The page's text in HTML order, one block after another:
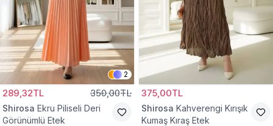
2
289,32TL 350,00TL
Shirosa Ekru Piliseli Deri
Görünümlü Etek
375,00TL
Shirosa Kahverengi Kırışık
Kumaş Kıraş Etek